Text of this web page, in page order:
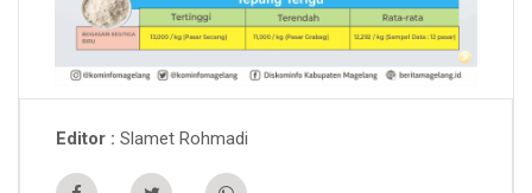
Editor Slamet Rohmadi